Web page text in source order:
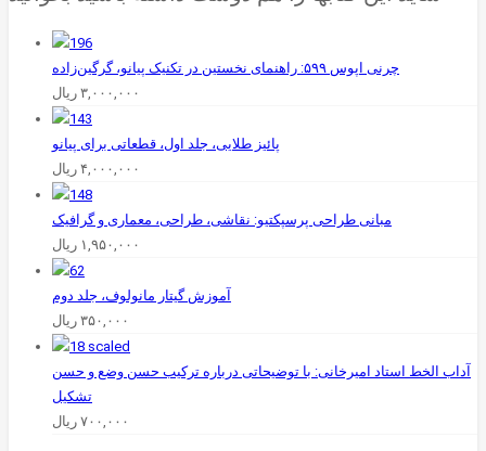
چ‍رن‍ی‌ اپ‍وس‌ ۵۹۹: راه‍ن‍م‍ای‌ ن‍خ‍س‍ت‍ی‍ن‌ در ت‍ک‍ن‍ی‍ک‌ پ‍ی‍ان‍و، گرگین‌زاده
۳,۰۰۰,۰۰۰ ریال
پائیز طلایی، جلد اول، قطعاتی برای پیانو
۴,۰۰۰,۰۰۰ ریال
مبانی طراحی پرسپکتیو: نقاشی، طراحی، معماری و گرافیک
۱,۹۵۰,۰۰۰ ریال
آموزش ‌گیتار مانولوف، جلد دوم
۳۵۰,۰۰۰ ریال
آداب الخط استاد امیرخانی: با توضیحاتی درباره ترکیب حسن وضع و حسن
تشکیل
۷۰۰,۰۰۰ ریال